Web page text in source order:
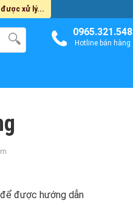
0965.321.548
Hotline bán hàng
để được hướng dẫn
xử lý...